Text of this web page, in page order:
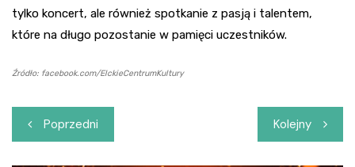
tylko koncert, ale również spotkanie z pasją i talentem,
które na długo pozostanie w pamięci uczestników.
Źródło: facebook.com/ElckieCentrumKultury
Nawigacja
wpisu
Poprzedni Kolejny